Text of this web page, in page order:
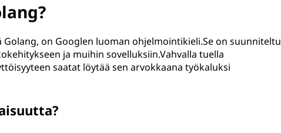
on Googlen luoman ohjelmointikieli.Se on suunniteltu
ja muihin sovelluksiin.Vahvalla tuella
saatat löytää sen arvokkaana työkaluksi